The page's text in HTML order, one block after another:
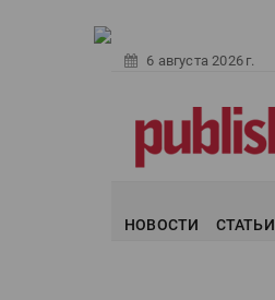
6 августа 2026 г.
НОВОСТИ СТАТЬИ